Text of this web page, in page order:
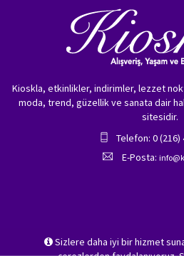
Sizlere daha iyi bir hizmet
Kioskla, etkinlikler, indirimler, lezzet
moda, trend, güzellik ve sanata dair
sitesidir.
Telefon: 0 (216)
E-Posta: